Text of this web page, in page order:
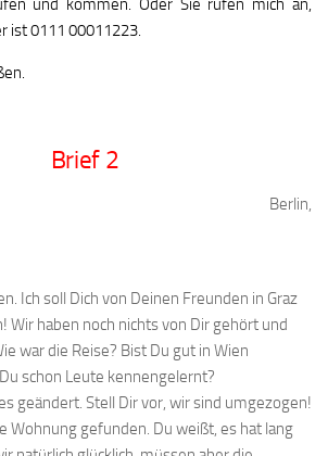
und kommen. Oder Sie rufen mich an,
ist 0111 00011223.
Brief 2
Ich soll Dich von Deinen Freunden in Graz
Wir haben noch nichts von Dir gehört und
war die Reise? Bist Du gut in Wien
schon Leute kennengelernt?
geändert. Stell Dir vor, wir sind umgezogen!
Wohnung gefunden. Du weißt, es hat lang